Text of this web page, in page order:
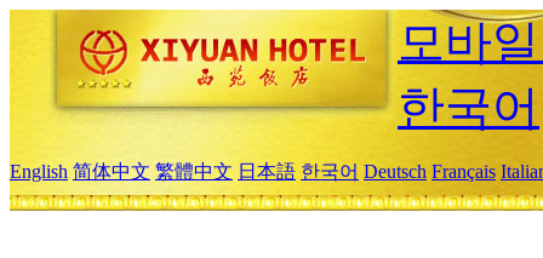
모바
한국어
English 简体中文 繁體中文 日本語 한국어 Deutsch Français